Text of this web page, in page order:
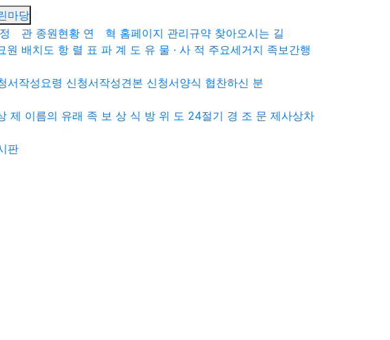
마당
정 관 종원현황 연 혁 홈페이지 관리규약 찾아오시는 길
원 배치도 항 렬 표 파 계 도 유 물 · 사 적 주요세거지 족보간행
서작성요령 신청서작성견본 신청서양식 협찬하신 분
제 이름의 유래 족 보 상 식 방 위 도 24절기 경 조 문 제사상차
판